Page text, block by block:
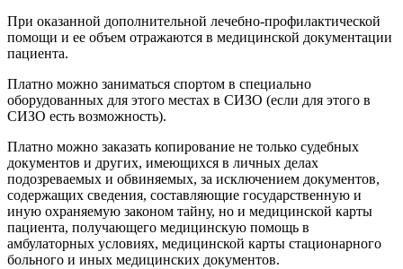
При оказанной дополнительной лечебно-профилактической
помощи и ее объем отражаются в медицинской документации
пациента.
Платно можно заниматься спортом в специально
оборудованных для этого местах в СИЗО (если для этого в
СИЗО есть возможность).
Платно можно заказать копирование не только судебных
документов и других, имеющихся в личных делах
подозреваемых и обвиняемых, за исключением документов,
содержащих сведения, составляющие государственную и
иную охраняемую законом тайну, но и медицинской карты
пациента, получающего медицинскую помощь в
амбулаторных условиях, медицинской карты стационарного
больного и иных медицинских документов.